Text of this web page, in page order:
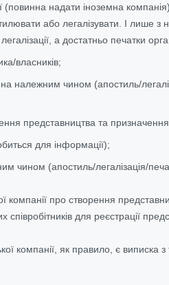
(повинна надати іноземна
або легалізувати. І лише з
а достатньо печатки
власників;
належним чином (апостиль/
представництва та
для інформації);
чином (апостиль/легалізація/
компанії про створення
для реєстрації
компанії, як правило, є виписка з